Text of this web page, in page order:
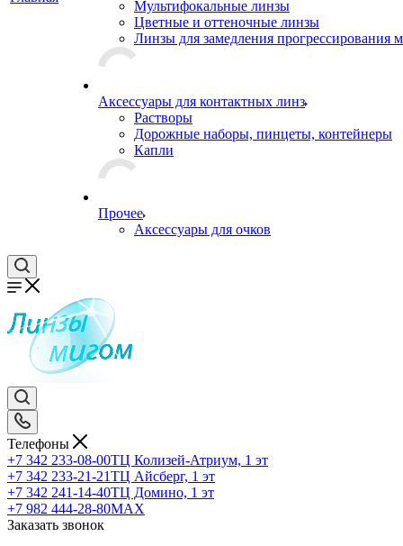
Мультифокальные линзы
Цветные и оттеночные линзы
Линзы для замедления прогрессирования
Аксессуары для контактных линз
Растворы
Дорожные наборы, пинцеты, контейнеры
Капли
Прочее
Аксессуары для очков
Телефоны
+7 342 233-08-00ТЦ Колизей-Атриум, 1 эт
+7 342 233-21-21ТЦ Айсберг, 1 эт
+7 342 241-14-40ТЦ Домино, 1 эт
+7 982 444-28-80MAX
Заказать звонок